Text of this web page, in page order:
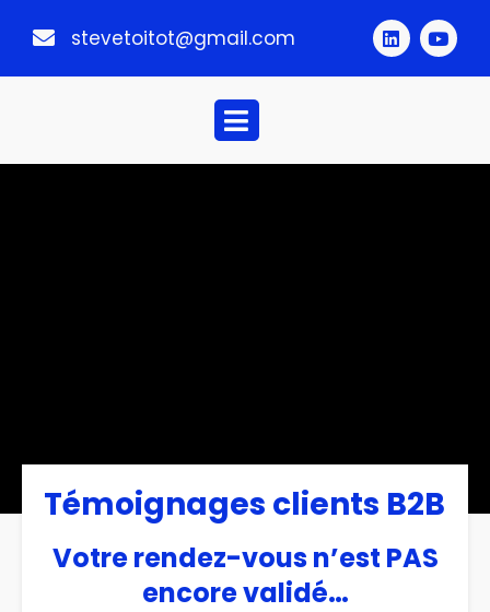
stevetoitot@gmail.com
Témoignages clients B2B
Votre rendez-vous n’est PAS
encore validé…